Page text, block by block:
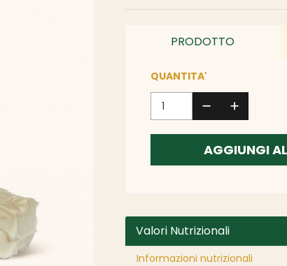
PRODOTTO
QUANTITA'
AGGIUNGI
Valori Nutrizionali
Informazioni nutrizionali